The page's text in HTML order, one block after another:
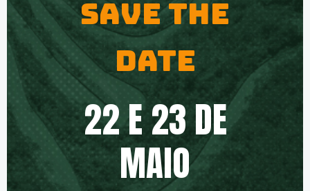
SAVE THE
DATE
22 E 23 DE
MAIO